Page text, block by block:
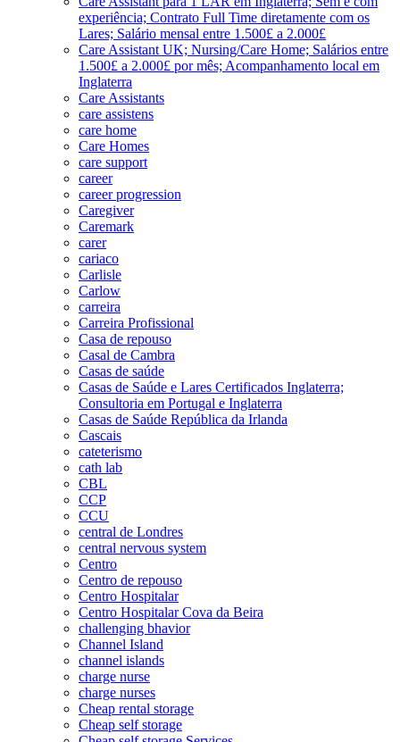
experiência; Contrato Full Time diretamente com os
Lares; Salário mensal entre 1.500£ a 2.000£
Care Assistant UK; Nursing/Care Home; Salários entre
1.500£ a 2.000£ por mês; Acompanhamento local em
Inglaterra
Care Assistants
care assistens
care home
Care Homes
care support
career
career progression
Caregiver
Caremark
carer
cariaco
Carlisle
Carlow
carreira
Carreira Profissional
Casa de repouso
Casal de Cambra
Casas de saúde
Casas de Saúde e Lares Certificados Inglaterra;
Consultoria em Portugal e Inglaterra
Casas de Saúde República da Irlanda
Cascais
cateterismo
cath lab
CBL
CCP
CCU
central de Londres
central nervous system
Centro
Centro de repouso
Centro Hospitalar
Centro Hospitalar Cova da Beira
challenging bhavior
Channel Island
channel islands
charge nurse
charge nurses
Cheap rental storage
Cheap self storage